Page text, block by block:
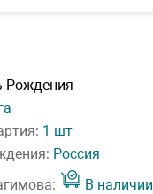
Рождения
1 шт
Россия
В наличии